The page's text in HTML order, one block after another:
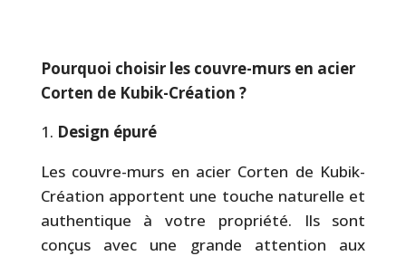
Pourquoi choisir les couvre-murs en acier
Corten de Kubik-Création ?
Design épuré
Les couvre-murs en acier Corten de Kubik-
Création apportent une touche naturelle et
authentique à votre propriété. Ils sont
conçus avec une grande attention aux